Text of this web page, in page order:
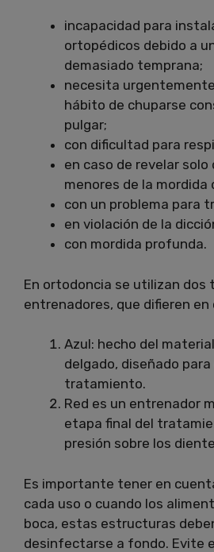
incapacidad para
ortopédicos debido a
demasiado temprana;
necesita
hábito de chuparse
pulgar;
con dificultad para
en caso de revelar solo
menores de la mordida
con un problema para
en violación de la
con mordida profunda.
En ortodoncia se utilizan dos
entrenadores, que difieren en
Azul: hecho del
delgado, diseñado
tratamiento.
Red es un entrenador
etapa final del
presión sobre los
Es importante tener en
cada uso o cuando los
boca, estas estructuras
desinfectarse a fondo. Evite